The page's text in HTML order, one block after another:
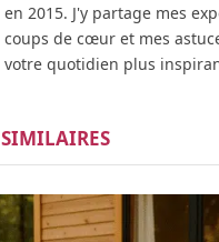
en 2015. J'y partage mes
coups de cœur et mes
votre quotidien plus
SIMILAIRES